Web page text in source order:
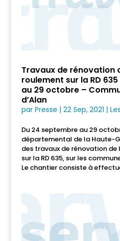
Travaux de rénovation
roulement sur la RD
au 29 octobre –
d’Alan
par Presse | 22 Sep, 2021 |
Du 24 septembre au 29
départemental de la Haute-
des travaux de rénovation
sur la RD 635, sur les
Le chantier consiste à